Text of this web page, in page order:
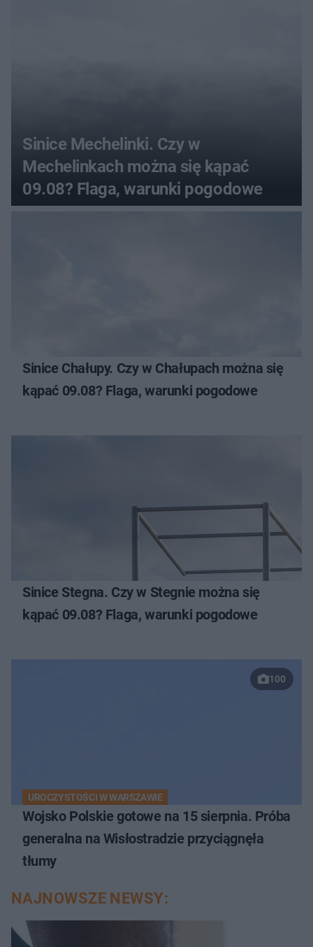
Sinice Mechelinki. Czy w
Mechelinkach można się kąpać
09.08? Flaga, warunki pogodowe
Sinice Chałupy. Czy w Chałupach można się
kąpać 09.08? Flaga, warunki pogodowe
Sinice Stegna. Czy w Stegnie można się
kąpać 09.08? Flaga, warunki pogodowe
100
UROCZYSTOŚCI W WARSZAWIE
Wojsko Polskie gotowe na 15 sierpnia. Próba
generalna na Wisłostradzie przyciągnęła
tłumy
NAJNOWSZE NEWSY: